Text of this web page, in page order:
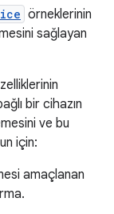
örneklerinin
sağlayan
bir cihazın
ve bu
için:
amaçlanan